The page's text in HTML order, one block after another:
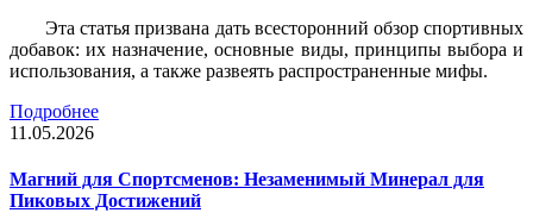
Эта статья призвана дать всесторонний обзор спортивных
добавок: их назначение, основные виды, принципы выбора и
использования, а также развеять распространенные мифы.
Подробнее
11.05.2026
Магний для Спортсменов: Незаменимый Минерал для
Пиковых Достижений